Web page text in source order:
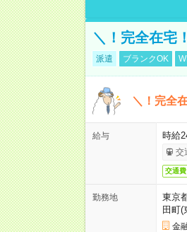
＼！完全在宅
派遣 ブランクOK
＼！完全
給与 時給
交
交通費
勤務地
東京
田町(
金